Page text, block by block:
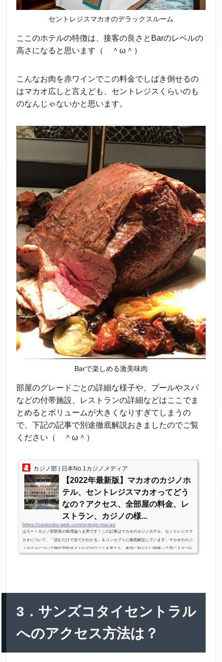
セントレジスマカオのデラックスルーム
ここのホテルの特徴は、接客の良さとBarのレベルの
高さになると思います（ ＾ω＾）
こんなお肉を赤ワインでこの料金でしばき倒せるの
はマカオ広しと言えども、セントレジスくらいのも
のなんじゃないかと思います。
Barで楽しめる激美味肉
部屋のグレードごとの詳細な様子や、プールやスパ
などの付帯施設、レストランの詳細などはここでま
とめるとボリュームが大きくなりすぎてしまうの
で、下記の記事で別途徹底解説おきましたのでご覧
ください（ ＾ω＾）
カジノ部 | 日本No.1カジノメディア
【2022年最新版】マカオのカジノホ
テル、セントレジスマカオってどう
なの？アクセス、全部屋の料金、レ
ストラン、カジノの様...
https://casinobu-web.com/st-regis-macao
はろー！カジノ部部長の島理論うま男です！この記事はマカオのカジノホテル、セントレジスマ
カオについて、「読むだけで全てがわかる」をコンセプトに徹底解説しています。マカオのカジ
ノホテルについて旅行予約サイトなどの口コミを見ても、本当に知りたい情報って手に入りづら
3．サンズコタイセントラル
へのアクセス方法は？